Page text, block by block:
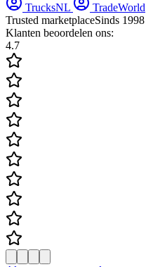
TrucksNL
TradeWorld
Trusted marketplaceSinds 1998
Klanten beoordelen ons:
4.7